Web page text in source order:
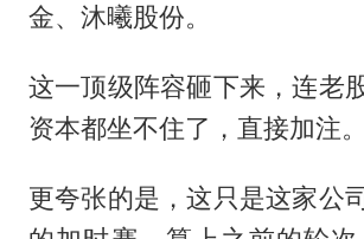
金、沐曦股份。
这一顶级阵容砸下来，连老
资本都坐不住了，直接加注。
更夸张的是，这只是这家公